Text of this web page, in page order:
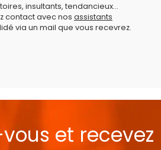
insultants, tendancieux...
contact avec nos assistants
via un mail que vous recevrez.
et recevez